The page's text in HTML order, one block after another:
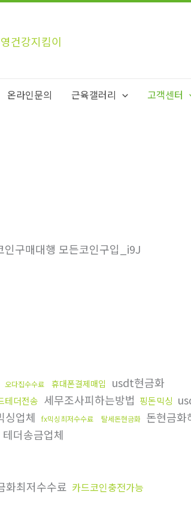
온라인문의 근육갤러리 고객센터
구매대행 모든코인구입_i9J
오다집수수료 휴대폰결제매입 usdt현금화
테더전송 세무조사피하는방법 핑돈믹싱
싱업체 fx믹싱최저수수료 탈세돈현금화 돈현금화
테더송금업체
화최저수수료 카드코인충전가능